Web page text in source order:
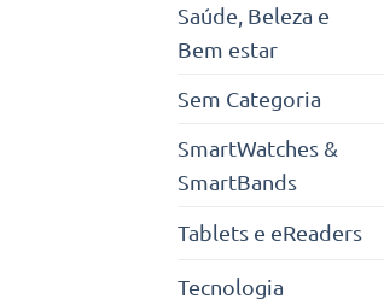
Saúde, Beleza e
Bem estar
Sem Categoria
SmartWatches &
SmartBands
Tablets e eReaders
Tecnologia